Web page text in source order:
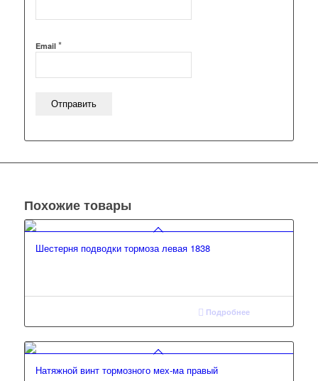
Email *
Похожие товары
Шестерня подводки тормоза левая 1838
Подробнее
Натяжной винт тормозного мех-ма правый